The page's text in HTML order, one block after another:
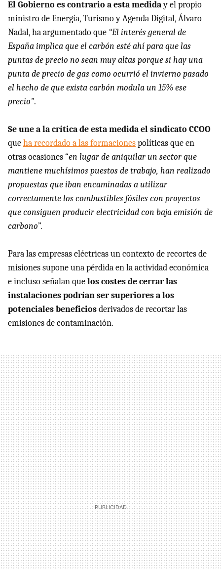
El Gobierno es contrario a esta mediday el propio
ministro de Energía, Turismo y Agenda Digital, Álvaro
Nadal, ha argumentado que “El interés general de
España implica que el carbón esté ahí para que las
puntas de precio no sean muy altas porque si hay una
punta de precio de gas como ocurrió el invierno pasado
el hecho de que exista carbón modula un 15% ese
precio".
Se une a la crítica de esta medida el sindicato CCOO
queha recordado a las formacionespolíticas que en
otras ocasiones “en lugar de aniquilar un sector que
mantiene muchísimos puestos de trabajo, han realizado
propuestas que iban encaminadas a utilizar
correctamente los combustibles fósiles con proyectos
que consiguen producir electricidad con baja emisión de
carbono”.
Para las empresas eléctricas un contexto de recortes de
misiones supone una pérdida en la actividad económica
e incluso señalan quelos costes de cerrar las
instalaciones podrían ser superiores a los
potenciales beneficiosderivados de recortar las
emisiones de contaminación.